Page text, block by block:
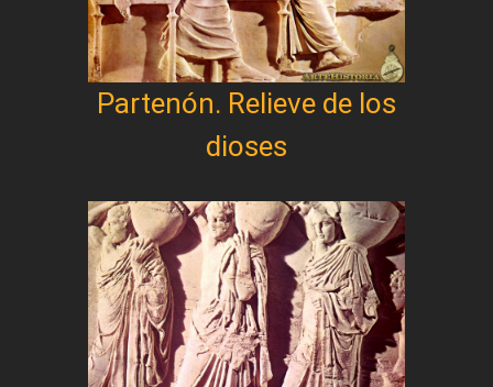
Partenón. Relieve de los
dioses